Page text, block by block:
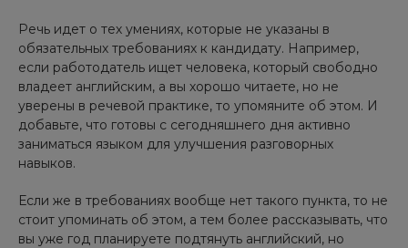
Речь идет о тех умениях, которые не указаны в
обязательных требованиях к кандидату. Например,
если работодатель ищет человека, который свободно
владеет английским, а вы хорошо читаете, но не
уверены в речевой практике, то упомяните об этом. И
добавьте, что готовы с сегодняшнего дня активно
заниматься языком для улучшения разговорных
навыков.
Если же в требованиях вообще нет такого пункта, то не
стоит упоминать об этом, а тем более рассказывать, что
вы уже год планируете подтянуть английский, но